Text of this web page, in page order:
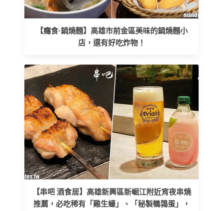
【癮食·鍋燒麵】高雄市前金區美味的鍋燒麵小
店，還有好吃炸物！
【串吧 酒食居】高雄新興區新崛江附近宵夜串燒
推薦，必吃稀有「雞生蠔」、「秘製鵪鶉蛋」，